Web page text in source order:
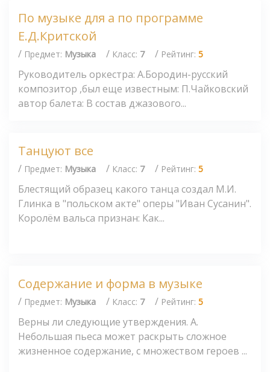
По музыке для а по программе
Е.Д.Критской
/ Предмет: Музыка / Класс: 7 / Рейтинг: 5
Руководитель оркестра: А.Бородин-русский
композитор ,был еще известным: П.Чайковский
автор балета: В состав джазового...
Танцуют все
/ Предмет: Музыка / Класс: 7 / Рейтинг: 5
Блестящий образец какого танца создал М.И.
Глинка в "польском акте" оперы "Иван Сусанин".
Королём вальса признан: Как...
Содержание и форма в музыке
/ Предмет: Музыка / Класс: 7 / Рейтинг: 5
Верны ли следующие утверждения. А.
Небольшая пьеса может раскрыть сложное
жизненное содержание, с множеством героев ...